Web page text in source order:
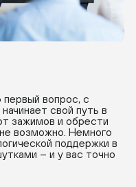
вопрос, с
свой путь в
зажимов и обрести
возможно. Немного
поддержки в
– и у вас точно